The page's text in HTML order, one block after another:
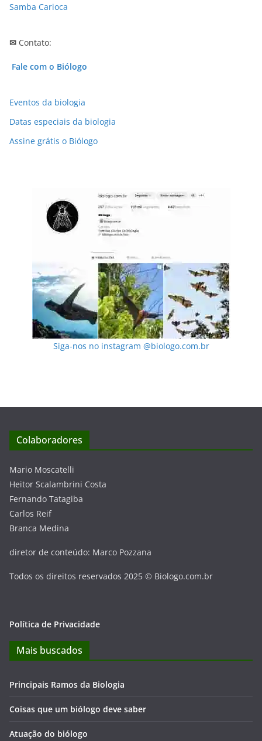
Samba Carioca
✉ Contato:
Fale com o Biólogo
Eventos da biologia
Datas especiais da biologia
Assine grátis o Biólogo
Siga-nos no instagram @biologo.com.br
Colaboradores
Mario Moscatelli
Heitor Scalambrini Costa
Fernando Tatagiba
Carlos Reif
Branca Medina
diretor de conteúdo: Marco Pozzana
Todos os direitos reservados 2025 © Biologo.com.br
Política de Privacidade
Mais buscados
Principais Ramos da Biologia
Coisas que um biólogo deve saber
Atuação do biólogo